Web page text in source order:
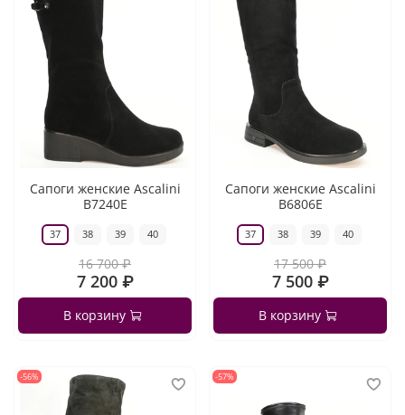
Сапоги женские Ascalini
B7240E
37 38 39 40
16 700 ₽
7 200 ₽
В корзину
Сапоги женские Ascalini
B6806E
37 38 39 40
17 500 ₽
7 500 ₽
В корзину
-56% -57%